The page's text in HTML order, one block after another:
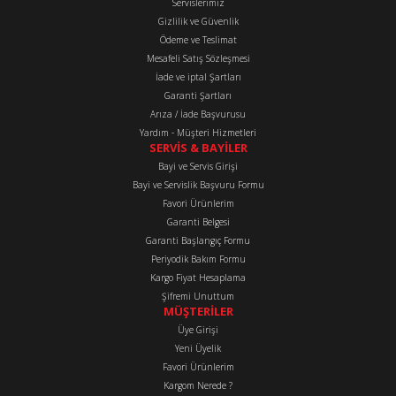
Ürün bilgilerinde hatalar bulunuyor.
Ürün fiyatı diğer sitelerden daha pahalı.
Bu ürüne benzer farklı alternatifler olmalı.
Gönder
Servislerimiz
Gizlilik ve Güvenlik
Ödeme ve Teslimat
Mesafeli Satış Sözleşmesi
İade ve iptal Şartları
Garanti Şartları
Arıza / İade Başvurusu
Yardım - Müşteri Hizmetleri
SERVİS & BAYİLER
Bayi ve Servis Girişi
Bayi ve Servislik Başvuru Formu
Favori Ürünlerim
Garanti Belgesi
Garanti Başlangıç Formu
Periyodik Bakım Formu
Kargo Fiyat Hesaplama
Şifremi Unuttum
MÜŞTERİLER
Üye Girişi
Yeni Üyelik
Favori Ürünlerim
Kargom Nerede ?